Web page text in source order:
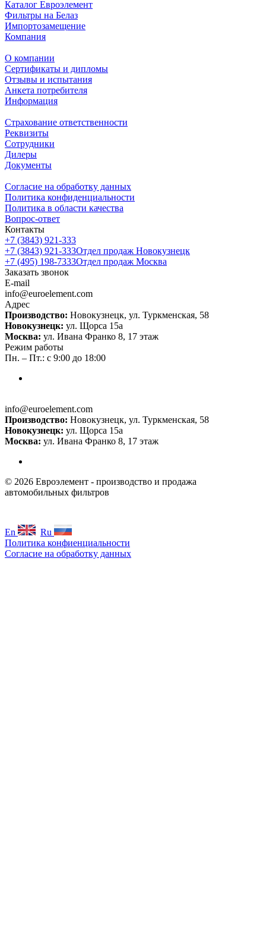
Каталог Евроэлемент
Фильтры на Белаз
Импортозамещение
Компания
О компании
Сертификаты и дипломы
Отзывы и испытания
Анкета потребителя
Информация
Страхование ответственности
Реквизиты
Сотрудники
Дилеры
Документы
Согласие на обработку данных
Политика конфиденциальности
Политика в области качества
Вопрос-ответ
Контакты
+7 (3843) 921-333
+7 (3843) 921-333Отдел продаж Новокузнецк
+7 (495) 198-7333Отдел продаж Москва
Заказать звонок
E-mail
info@euroelement.com
Адрес
Производство: Новокузнецк, ул. Туркменская, 58
Новокузнецк: ул. Щорса 15а
Москва: ул. Ивана Франко 8, 17 этаж
Режим работы
Пн. – Пт.: с 9:00 до 18:00
info@euroelement.com
Производство: Новокузнецк, ул. Туркменская, 58
Новокузнецк: ул. Щорса 15а
Москва: ул. Ивана Франко 8, 17 этаж
© 2026 Евроэлемент - производство и продажа
автомобильных фильтров
En
Ru
Политика конфиенциальности
Согласие на обработку данных